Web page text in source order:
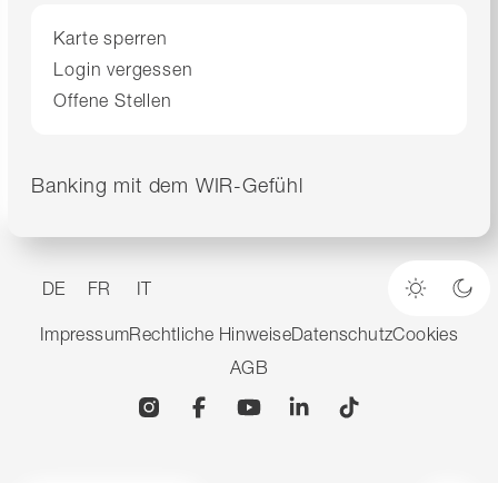
Karte sperren
Login vergessen
Offene Stellen
Banking mit dem WIR-Gefühl
DE FR IT
Heller
ImpressumRechtliche HinweiseDatenschutzCookies
AGB
InstagramFacebookYouTubeLinkedin